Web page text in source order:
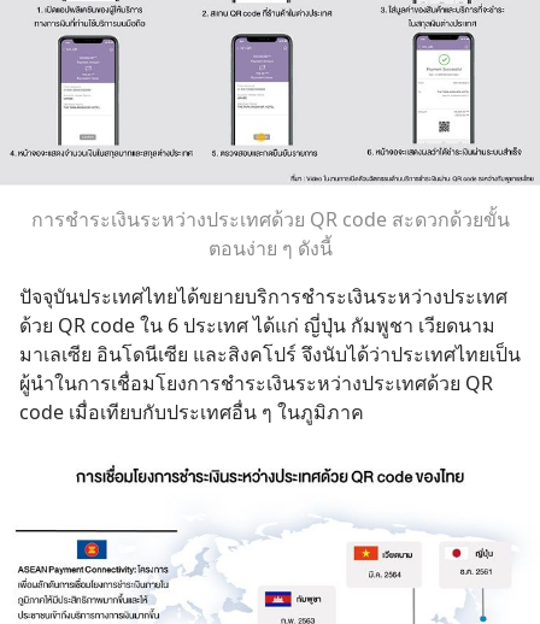
การชำระเงินระหว่างประเทศด้วย QR code สะดวกด้วยขั้น
ตอนง่าย ๆ ดังนี้
ปัจจุบันประเทศไทยได้ขยายบริการชำระเงินระหว่างประเทศ
ด้วย QR code ใน 6 ประเทศ ได้แก่ ญี่ปุ่น กัมพูชา เวียดนาม
มาเลเซีย อินโดนีเซีย และสิงคโปร์ จึงนับได้ว่าประเทศไทยเป็น
ผู้นำในการเชื่อมโยงการชำระเงินระหว่างประเทศด้วย QR
code เมื่อเทียบกับประเทศอื่น ๆ ในภูมิภาค